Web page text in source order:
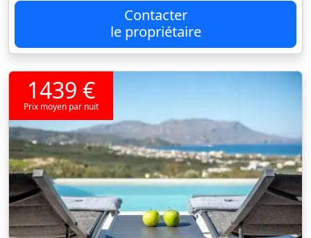
Contacter
le propriétaire
1439 €
Prix moyen par nuit